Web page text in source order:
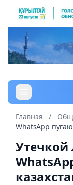
Главная /
WhatsApp